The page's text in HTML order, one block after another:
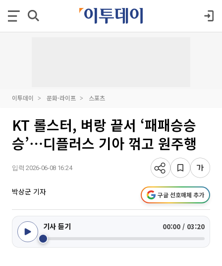
이투데이 문화·라이프 스포츠
KT 롤스터, 벼랑 끝서 ‘패패승승
승’⋯디플러스 기아 꺾고 원주행
입력 2026-06-08 16:24
박상군 기자 구글 선호매체 추가
기사 듣기 00:00 / 03:20